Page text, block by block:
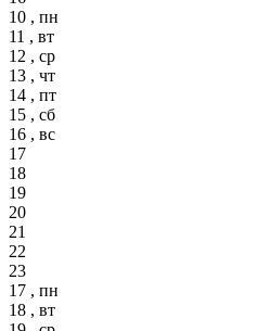
10 , пн
11 , вт
12 , ср
13 , чт
14 , пт
15 , сб
16 , вс
17
18
19
20
21
22
23
17 , пн
18 , вт